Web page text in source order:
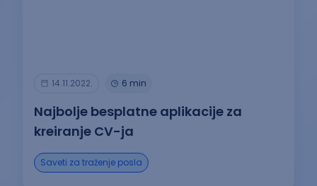
14.11.2022. 6 min
Najbolje besplatne aplikacije za
kreiranje CV-ja
Saveti za traženje posla